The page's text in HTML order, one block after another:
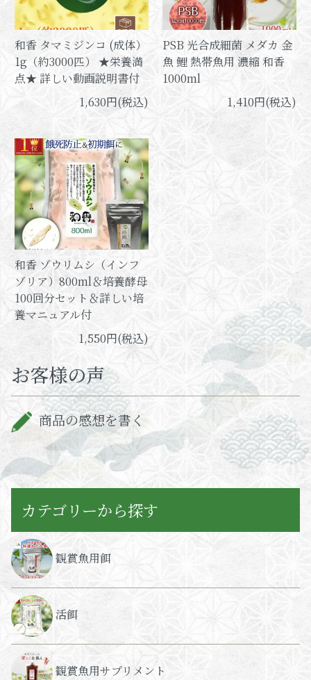
カテゴリーから探す
観賞魚用餌
活餌
観賞魚用サプリメント
和香 タマミジンコ (成体）
1g（約3000匹） ★栄養満
点★ 詳しい動画説明書付
1,630円(税込)
PSB 光合成細菌 メダカ 金
魚 鯉 熱帯魚用 濃縮 和香
1000ml
1,410円(税込)
和香 ゾウリムシ（インフ
ゾリア）800ml＆培養酵母
100回分セット＆詳しい培
養マニュアル付
1,550円(税込)
お客様の声
商品の感想を書く